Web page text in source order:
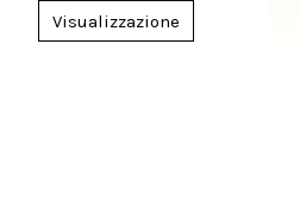
Visualizzazione